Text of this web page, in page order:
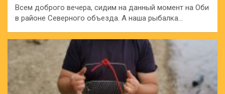
Всем доброго вечера, сидим на данный момент на Оби
в районе Северного объезда. А наша рыбалка…